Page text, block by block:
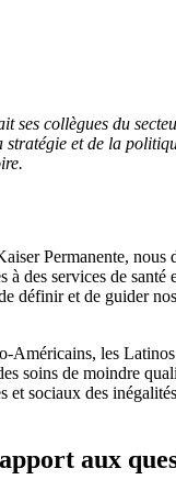
ses collègues du
et de la
Permanente, nous
des services de santé
définir et de guider
les
soins de moindre
sociaux des
aux